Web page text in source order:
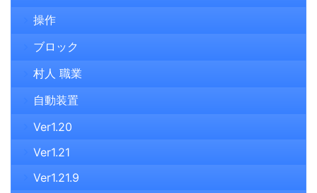
操作
ブロック
村人 職業
自動装置
Ver1.20
Ver1.21
Ver1.21.9